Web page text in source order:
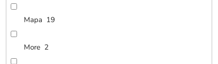
Mapa 19
More 2